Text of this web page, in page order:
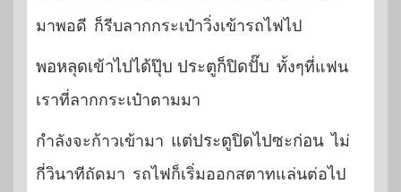
มาพอดี ก็รีบลากกระเป๋าวิ่งเข้ารถไฟไป
พอหลุดเข้าไปได้ปุ๊บ ประตูก็ปิดปั๊บ ทั้งๆที่แฟน
เราที่ลากกระเป๋าตามมา
กำลังจะก้าวเข้ามา แต่ประตูปิดไปซะก่อน ไม่
กี่วินาทีถัดมา รถไฟก็เริ่มออกสตาทแล่นต่อไป